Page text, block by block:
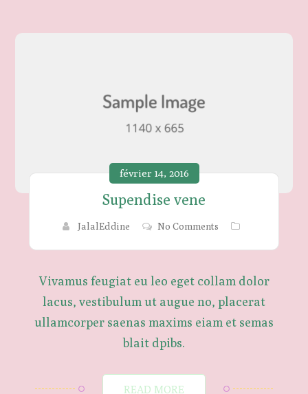
février 14, 2016
Supendise vene
JalalEddine No Comments
Vivamus feugiat eu leo eget collam dolor
lacus, vestibulum ut augue no, placerat
ullamcorper saenas maxims eiam et semas
blait dpibs.
READ MORE